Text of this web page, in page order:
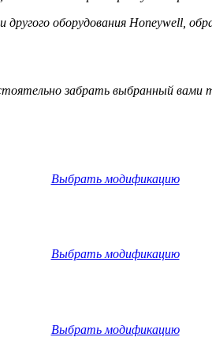
оборудования Honeywell,
забрать выбранный вами
Выбрать модификацию
Выбрать модификацию
Выбрать модификацию